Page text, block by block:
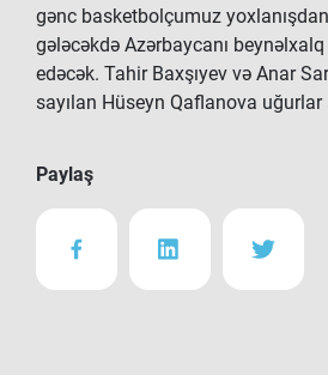
gənc basketbolçumuz
gələcəkdə Azərbaycanı
edəcək. Tahir Baxşıyev və Anar
sayılan Hüseyn Qaflanova uğurlar
Paylaş